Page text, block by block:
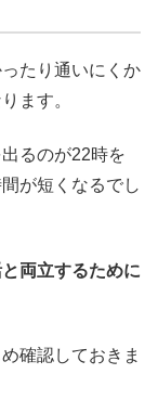
たり通いにくか
ます。
るのが22時を
が短くなるでし
両立するために
確認しておきま